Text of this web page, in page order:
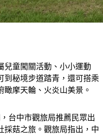
秘境步道踏青，還可搭乘
瞰摩天輪、火炎山美景。
菇之旅。觀旅局指出，中
近的小百岳南觀音山，為在